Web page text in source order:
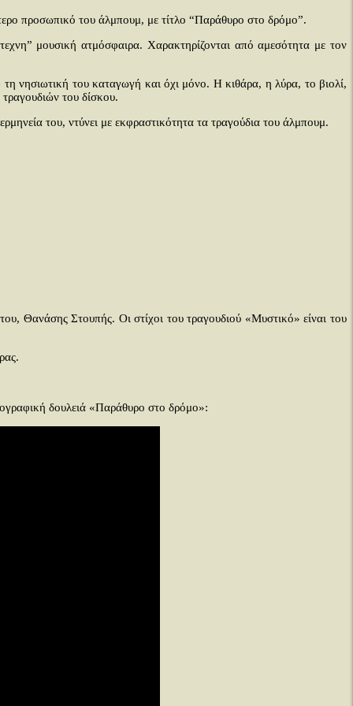
προσωπικό του άλμπουμ, με τίτλο “Παράθυρο στο δρόμο”.
μουσική ατμόσφαιρα. Χαρακτηρίζονται από αμεσότητα με τον
νησιωτική του καταγωγή και όχι μόνο. Η κιθάρα, η λύρα, το βιολί,
του δίσκου.
του, ντύνει με εκφραστικότητα τα τραγούδια του άλμπουμ.
Θανάσης Στουπής. Οι στίχοι του τραγουδιού «Μυστικό» είναι του
δουλειά «Παράθυρο στο δρόμο»: